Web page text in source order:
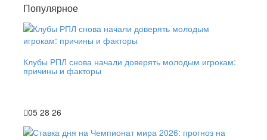
Популярное
Клубы РПЛ снова начали доверять молодым игрокам:
причины и факторы
05 28 26